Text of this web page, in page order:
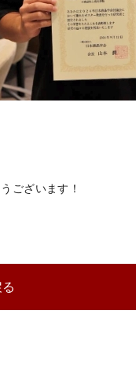
ございます！
る